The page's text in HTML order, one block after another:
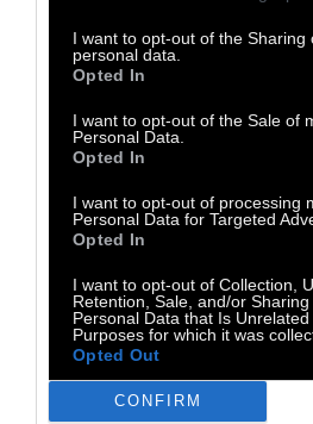
I want to opt-out of the Sharing
personal data.
Opted In
I want to opt-out of the Sale of
Personal Data.
Opted In
I want to opt-out of processing
Personal Data for Targeted
Opted In
I want to opt-out of Collection,
Retention, Sale, and/or
Personal Data that Is
Purposes for which it was
Opted Out
CONFIRM
χωρίς λόγο. Ή μάλλον
υπέροχος πορτοκαλίς
μπορούσα να τον δω
βεράντα μου. Ήθελα να
να μ΄έβλεπες, ανάμεσα σε
χαζεύω σαν χαζό τα
που είναι ένα πορτοκαλί
από την πόλη. Κι’ αυτό
άμα χαλάσει η σύνδεση μου
φταίει κανείς, φταίω εγώ
προς τα πού να κοιτάξω.
Λέω να φτιάξω και το